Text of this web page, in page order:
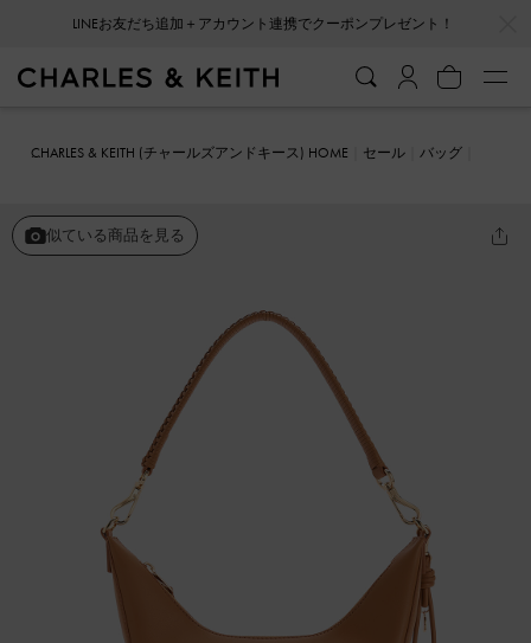
LINEお友だち追加＋アカウント連携でクーポンプレゼント！
CHARLES & KEITH (チャールズアンドキース) HOME セール
バッグ
似ている商品を見る